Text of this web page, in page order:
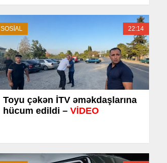
SOSİAL 22:14
Toyu çəkən İTV əməkdaşlarına
hücum edildi – VİDEO